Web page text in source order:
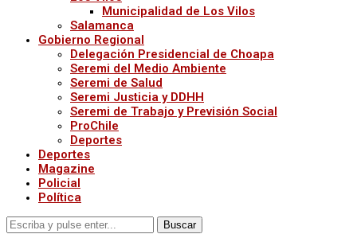
Municipalidad de Los Vilos
Salamanca
Gobierno Regional
Delegación Presidencial de Choapa
Seremi del Medio Ambiente
Seremi de Salud
Seremi Justicia y DDHH
Seremi de Trabajo y Previsión Social
ProChile
Deportes
Deportes
Magazine
Policial
Política
Buscar